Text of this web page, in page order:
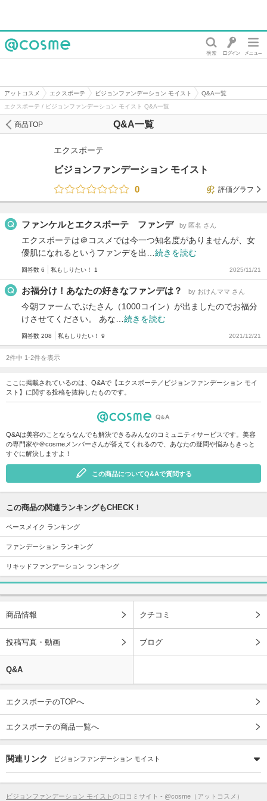
アットコスメ エクスボーテ ビジョンファンデーション モイスト
Q&A一覧
エクスボーテ / ビジョンファンデーション モイスト Q&A一覧
Q&A一覧
商品TOP
エクスボーテ
ビジョンファンデーション モイスト
0
評価グラフ
ファンケルとエクスボーテ ファンデ by 匿名 さん
エクスボーテは＠コスメでは今一つ知名度がありませんが、女
優肌になれるというファンデを出… 続きを読む
回答数 6 私もしりたい！ 1 2025/11/21
お福分け！あなたの好きなファンデは？ by おけんママ さん
今朝ファームでぶたさん（1000コイン）が出ましたのでお福分
けさせてください。 あな… 続きを読む
回答数 208 私もしりたい！ 9 2021/12/21
2件中 1-2件を表示
ここに掲載されているのは、Q&Aで【エクスボーテ／ビジョンファンデーション モイ
スト】に関する投稿を抜粋したものです。
Q&Aは美容のことならなんでも解決できるみんなのコミュニティサービスです。美容
の専門家や＠cosmeメンバーさんが答えてくれるので、あなたの疑問や悩みもきっと
すぐに解決しますよ！
この商品についてQ&Aで質問する
この商品の関連ランキングもCHECK！
ベースメイク ランキング
ファンデーション ランキング
リキッドファンデーション ランキング
商品情報 クチコミ
投稿写真・動画 ブログ
Q&A
エクスボーテのTOPへ
エクスボーテの商品一覧へ
関連リンク ビジョンファンデーション モイスト
ビジョンファンデーション モイスト の口コミサイト - @cosme（アットコスメ）